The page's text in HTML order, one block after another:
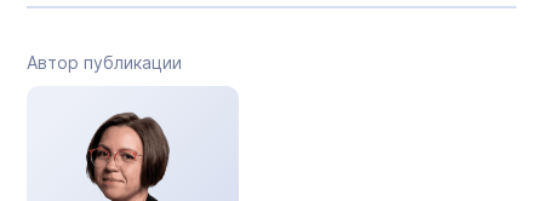
Автор публикации